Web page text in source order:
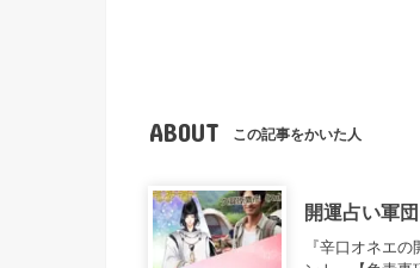
ABOUT この記事をかいた人
開運占い軍団
『辛口オネエ